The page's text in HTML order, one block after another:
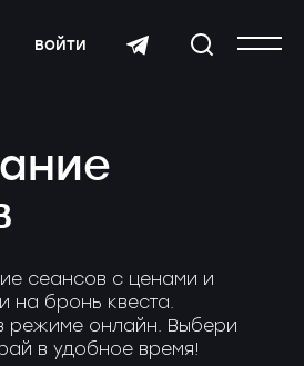
войти
сеансов с ценами и
на бронь квеста.
режиме онлайн. Выбери
в удобное время!